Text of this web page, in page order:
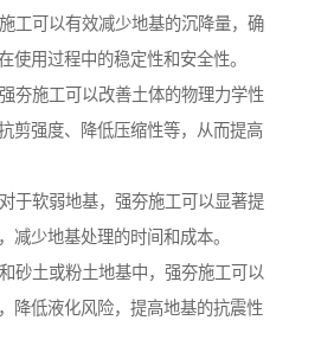
工可以有效减少地基的沉降量，确
使用过程中的稳定性和安全性。
夯施工可以改善土体的物理力学性
剪强度、降低压缩性等，从而提高
于软弱地基，强夯施工可以显著提
减少地基处理的时间和成本。
砂土或粉土地基中，强夯施工可以
降低液化风险，提高地基的抗震性